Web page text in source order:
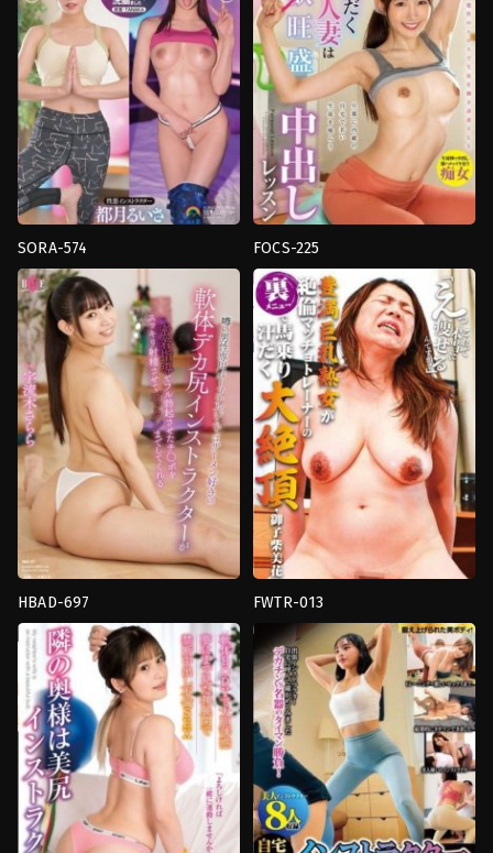
Fitch
MILK
SORA-574
เดี่ยว,ดราม่า
ใหญ่,น่า
รังเกียจ,อาจารย์,ฮาร์ด
คอร์
รุนแรง ,เมีย
มีชู้
Komatsu
Seventeen
FOCS-225
เดี่ยว,น้ำ
แตก,ผู้
หญิง
แต่งงาน
แล้ว,อาจารย์,เมีย
มีชู้
Abc/
Mousou
Zoku
HBAD-697
เดี่ยว,อม
ควย,อาจารย์
Hibino
FWTR-013
เดี่ยว,ธุรกิจ,สาว
ใหญ่,อาจารย์
Super
Sukebe
Machine
No2